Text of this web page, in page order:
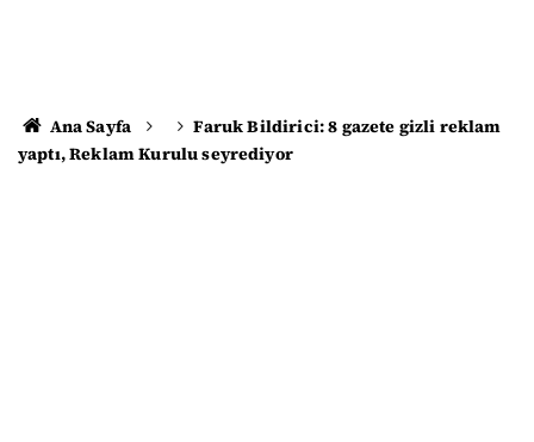
Ana Sayfa
Faruk Bildirici: 8 gazete gizli reklam
yaptı, Reklam Kurulu seyrediyor